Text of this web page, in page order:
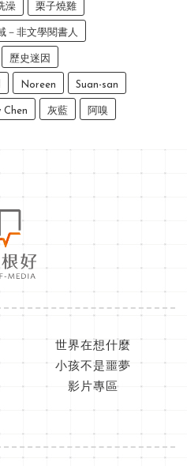
澡 栗子燒雞
－非文學閱書人
歷史迷因
Noreen Suan-san
Chen 灰藍 阿嗅
世界在想什麼
小孩不是噩夢
影片專區